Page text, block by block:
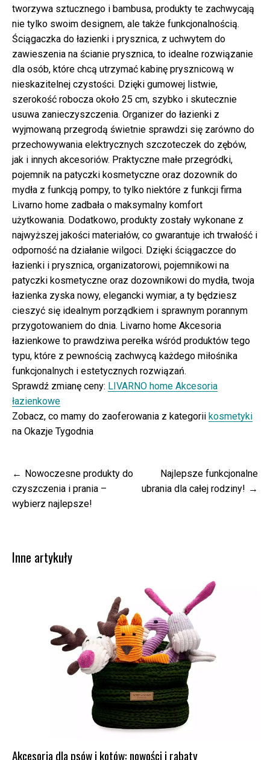
tworzywa sztucznego i bambusa, produkty te zachwycają
nie tylko swoim designem, ale także funkcjonalnością.
Ściągaczka do łazienki i prysznica, z uchwytem do
zawieszenia na ścianie prysznica, to idealne rozwiązanie
dla osób, które chcą utrzymać kabinę prysznicową w
nieskazitelnej czystości. Dzięki gumowej listwie,
szerokość robocza około 25 cm, szybko i skutecznie
usuwa zanieczyszczenia. Organizer do łazienki z
wyjmowaną przegrodą świetnie sprawdzi się zarówno do
przechowywania elektrycznych szczoteczek do zębów,
jak i innych akcesoriów. Praktyczne małe przegródki,
pojemnik na patyczki kosmetyczne oraz dozownik do
mydła z funkcją pompy, to tylko niektóre z funkcji firma
Livarno home zadbała o maksymalny komfort
użytkowania. Dodatkowo, produkty zostały wykonane z
najwyższej jakości materiałów, co gwarantuje ich trwałość i
odporność na działanie wilgoci. Dzięki ściągaczce do
łazienki i prysznica, organizatorowi, pojemnikowi na
patyczki kosmetyczne oraz dozownikowi do mydła, twoja
łazienka zyska nowy, elegancki wymiar, a ty będziesz
cieszyć się idealnym porządkiem i sprawnym porannym
przygotowaniem do dnia. Livarno home Akcesoria
łazienkowe to prawdziwa perełka wśród produktów tego
typu, które z pewnością zachwycą każdego miłośnika
funkcjonalnych i estetycznych rozwiązań.
Sprawdź zmianę ceny: LIVARNO home Akcesoria
łazienkowe
Zobacz, co mamy do zaoferowania z kategorii kosmetyki
na Okazje Tygodnia
Nawigacja
wpisu
Nowoczesne produkty do
czyszczenia i prania –
wybierz najlepsze!
Najlepsze funkcjonalne
ubrania dla całej rodziny!
Inne artykuły
Akcesoria dla psów i kotów: nowości i rabaty